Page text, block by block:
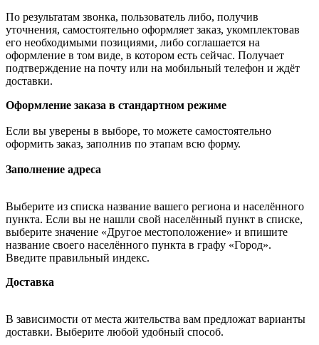
По результатам звонка, пользователь либо, получив
уточнения, самостоятельно оформляет заказ, укомплектовав
его необходимыми позициями, либо соглашается на
оформление в том виде, в котором есть сейчас. Получает
подтверждение на почту или на мобильный телефон и ждёт
доставки.
Оформление заказа в стандартном режиме
Если вы уверены в выборе, то можете самостоятельно
оформить заказ, заполнив по этапам всю форму.
Заполнение адреса
Выберите из списка название вашего региона и населённого
пункта. Если вы не нашли свой населённый пункт в списке,
выберите значение «Другое местоположение» и впишите
название своего населённого пункта в графу «Город».
Введите правильный индекс.
Доставка
В зависимости от места жительства вам предложат варианты
доставки. Выберите любой удобный способ.